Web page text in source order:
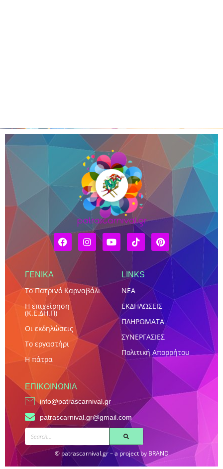
ΓΕΝΙΚΑ
Το Πατρινό Καρναβάλι
Η επιχείρηση
(Κ.Ε.ΔΗ.Π)
Οι εκδηλώσεις
Το εργαστήρι
Η πάτρα
LINKS
NEA
ΕΚΔΗΛΩΣΕΙΣ
ΠΛΗΡΩΜΑΤΑ
ΣΥΝΕΡΓΑΣΙΕΣ
Πολιτική Απορρήτου
ΕΠΙΚΟΙΝΩΝΊΑ
info@patrascarnival.gr
patrascarnival.gr@gmail.com
SEARCH
© patrascarnival.gr – a project by BRAND